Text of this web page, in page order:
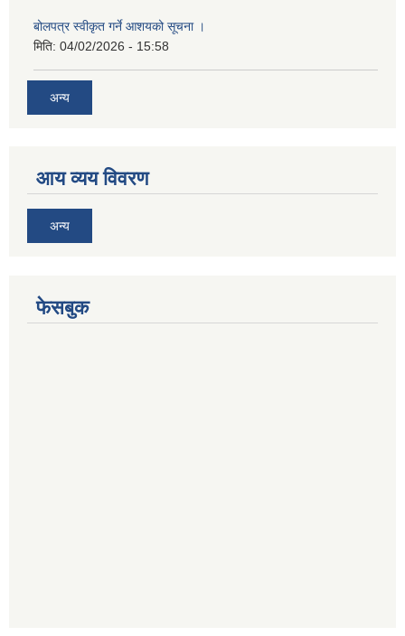
बोलपत्र स्वीकृत गर्ने आशयको सूचना ।
मिति: 04/02/2026 - 15:58
अन्य
आय व्यय विवरण
अन्य
फेसबुक